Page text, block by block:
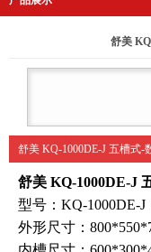
舒美
舒美 KQ-1000DE-J 五槽式-
舒美 KQ-1000DE-J
型号：KQ-1000DE-J
外形尺寸：